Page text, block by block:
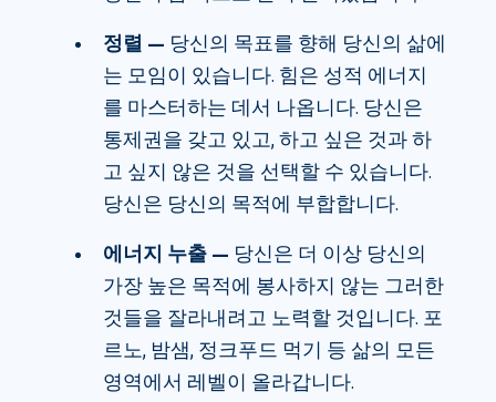
정렬 — 당신의 목표를 향해 당신의 삶에
는 모임이 있습니다. 힘은 성적 에너지
를 마스터하는 데서 나옵니다. 당신은
통제권을 갖고 있고, 하고 싶은 것과 하
고 싶지 않은 것을 선택할 수 있습니다.
당신은 당신의 목적에 부합합니다.
에너지 누출 — 당신은 더 이상 당신의
가장 높은 목적에 봉사하지 않는 그러한
것들을 잘라내려고 노력할 것입니다. 포
르노, 밤샘, 정크푸드 먹기 등 삶의 모든
영역에서 레벨이 올라갑니다.